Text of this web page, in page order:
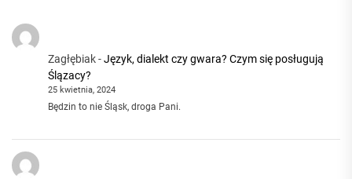
Zagłębiak-Język, dialekt czy gwara? Czym się posługują
Ślązacy?
25 kwietnia, 2024
Będzin to nie Śląsk, droga Pani.